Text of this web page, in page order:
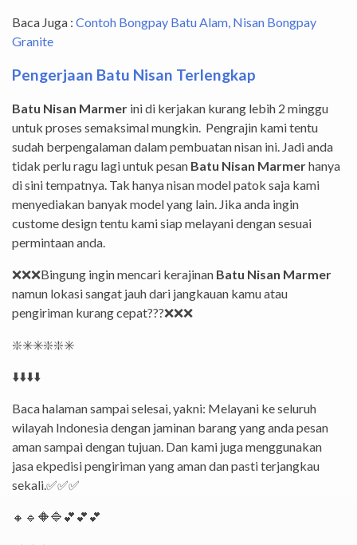
Baca Juga : Contoh Bongpay Batu Alam, Nisan Bongpay
Granite
Pengerjaan Batu Nisan Terlengkap
Batu Nisan Marmer ini di kerjakan kurang lebih 2 minggu
untuk proses semaksimal mungkin. Pengrajin kami tentu
sudah berpengalaman dalam pembuatan nisan ini. Jadi anda
tidak perlu ragu lagi untuk pesan Batu Nisan Marmerhanya
di sini tempatnya. Tak hanya nisan model patok saja kami
menyediakan banyak model yang lain. Jika anda ingin
custome design tentu kami siap melayani dengan sesuai
permintaan anda.
❌❌❌Bingung ingin mencari kerajinan Batu Nisan Marmer
namun lokasi sangat jauh dari jangkauan kamu atau
pengiriman kurang cepat???❌❌❌
❇️✳️✳️❇️❇️✳️
⬇️⬇️⬇️⬇️
Baca halaman sampai selesai, yakni: Melayani ke seluruh
wilayah Indonesia dengan jaminan barang yang anda pesan
aman sampai dengan tujuan. Dan kami juga menggunakan
jasa ekpedisi pengiriman yang aman dan pasti terjangkau
sekali.✅✅✅
🔸 🔹 🔶🔷 💕 💕 💕